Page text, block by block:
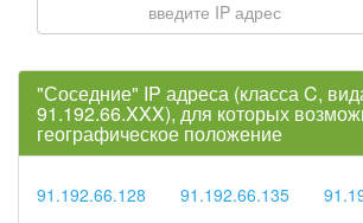
"Соседние" IP адреса (класса C,
91.192.66.XXX), для которых
географическое положение
91.192.66.128 91.192.66.135